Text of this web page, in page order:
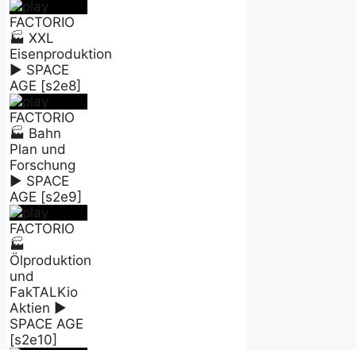
FACTORIO
🏭 XXL
Eisenproduktion
► SPACE
AGE [s2e8]
FACTORIO
🏭 Bahn
Plan und
Forschung
► SPACE
AGE [s2e9]
FACTORIO
🏭
Ölproduktion
und
FakTALKio
Aktien ►
SPACE AGE
[s2e10]